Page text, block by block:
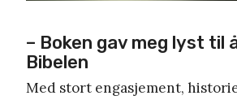
– Boken gav meg lyst til
Bibelen
Med stort engasjement,